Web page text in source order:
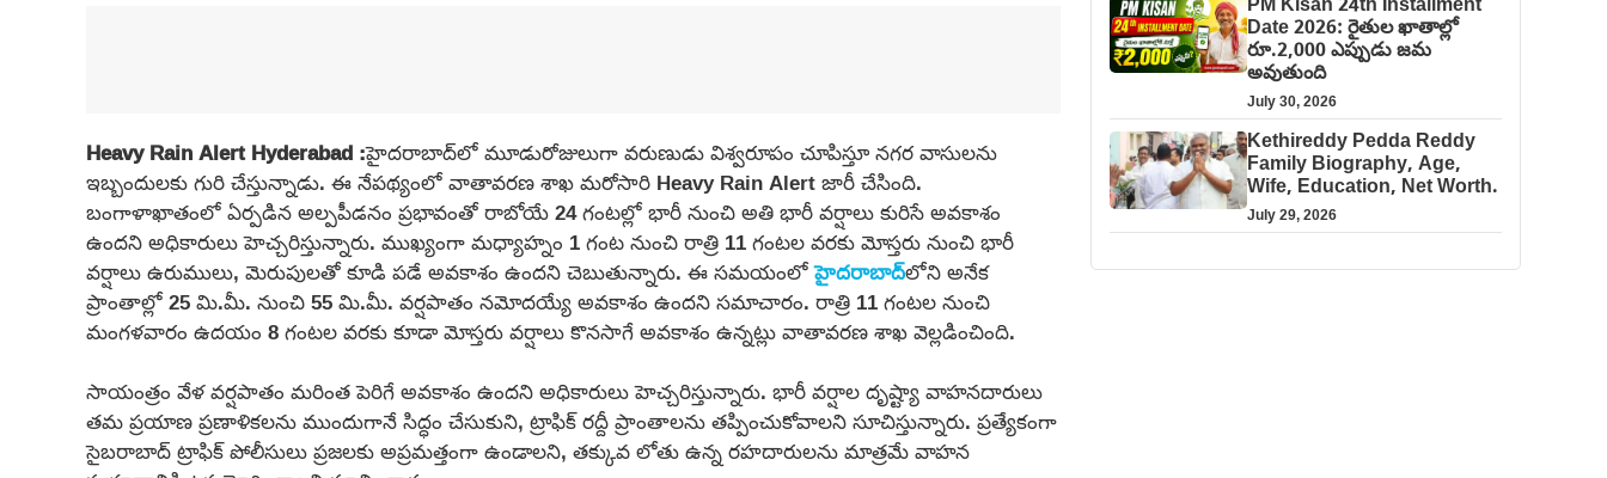
Heavy Rain Alert Hyderabad :హైదరాబాద్‌లో మూడురోజులుగా వరుణుడు విశ్వరూపం చూపిస్తూ నగర వాసులను
ఇబ్బందులకు గురి చేస్తున్నాడు. ఈ నేపథ్యంలో వాతావరణ శాఖ మరోసారి Heavy Rain Alert జారీ చేసింది.
బంగాళాఖాతంలో ఏర్పడిన అల్పపీడనం ప్రభావంతో రాబోయే 24 గంటల్లో భారీ నుంచి అతి భారీ వర్షాలు కురిసే అవకాశం
ఉందని అధికారులు హెచ్చరిస్తున్నారు. ముఖ్యంగా మధ్యాహ్నం 1 గంట నుంచి రాత్రి 11 గంటల వరకు మోస్తరు నుంచి భారీ
వర్షాలు ఉరుములు, మెరుపులతో కూడి పడే అవకాశం ఉందని చెబుతున్నారు. ఈ సమయంలోహైదరాబాద్‌లోని అనేక
ప్రాంతాల్లో 25 మి.మీ. నుంచి 55 మి.మీ. వర్షపాతం నమోదయ్యే అవకాశం ఉందని సమాచారం. రాత్రి 11 గంటల నుంచి
మంగళవారం ఉదయం 8 గంటల వరకు కూడా మోస్తరు వర్షాలు కొనసాగే అవకాశం ఉన్నట్లు వాతావరణ శాఖ వెల్లడించింది.
సాయంత్రం వేళ వర్షపాతం మరింత పెరిగే అవకాశం ఉందని అధికారులు హెచ్చరిస్తున్నారు. భారీ వర్షాల దృష్ట్యా వాహనదారులు
తమ ప్రయాణ ప్రణాళికలను ముందుగానే సిద్ధం చేసుకుని, ట్రాఫిక్ రద్దీ ప్రాంతాలను తప్పించుకోవాలని సూచిస్తున్నారు. ప్రత్యేకంగా
సైబరాబాద్ ట్రాఫిక్ పోలీసులు ప్రజలకు అప్రమత్తంగా ఉండాలని, తక్కువ లోతు ఉన్న రహదారులను మాత్రమే వాహన
PM Kisan 24th Installment
Date 2026: రైతుల ఖాతాల్లో
రూ.2,000 ఎప్పుడు జమ
అవుతుంది
July 30, 2026
Kethireddy Pedda Reddy
Family Biography, Age,
Wife, Education, Net Worth.
July 29, 2026